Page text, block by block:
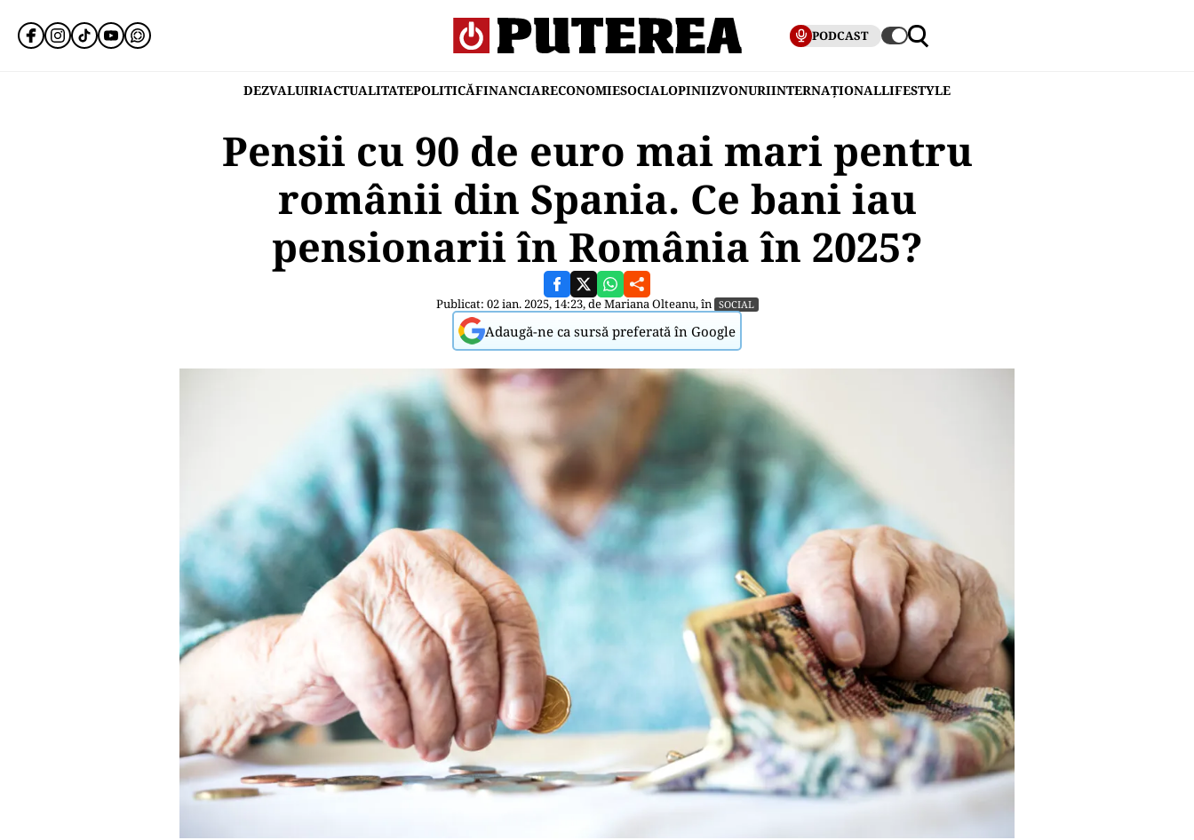
PODCAST
DEZVALUIRIACTUALITATEPOLITICĂFINANCIARECONOMIESOCIALOPINIIZVONURIINTERNAȚIONALLIFESTYLE
Pensii cu 90 de euro mai mari pentru
românii din Spania. Ce bani iau
pensionarii în România în 2025?
Publicat: 02 ian. 2025, 14:23, deMariana Olteanu, în SOCIAL
Adaugă-ne ca sursă preferată în Google